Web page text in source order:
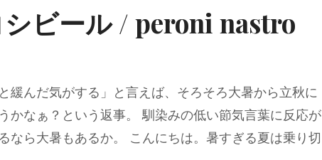
シビール / peroni nastro
緩んだ気がする」と言えば、そろそろ大暑から立秋に
かなぁ？という返事。 馴染みの低い節気言葉に反応が
なら大暑もあるか。 こんにちは。暑すぎる夏は乗り切